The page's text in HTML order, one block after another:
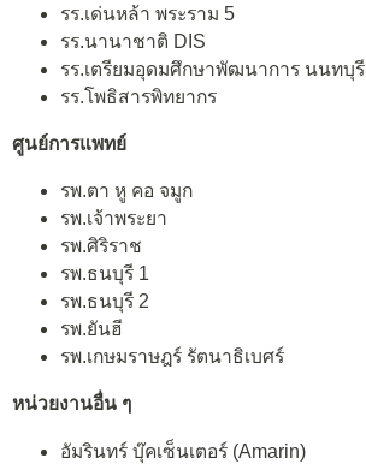
รร.เด่นหล้า พระราม 5
รร.นานาชาติ DIS
รร.เตรียมอุดมศึกษาพัฒนาการ นนทบุรี
รร.โพธิสารพิทยากร
ศูนย์การแพทย์
รพ.ตา หู คอ จมูก
รพ.เจ้าพระยา
รพ.ศิริราช
รพ.ธนบุรี 1
รพ.ธนบุรี 2
รพ.ยันฮี
รพ.เกษมราษฎร์ รัตนาธิเบศร์
หน่วยงานอื่น ๆ
อัมรินทร์ บุ๊คเซ็นเตอร์ (Amarin)